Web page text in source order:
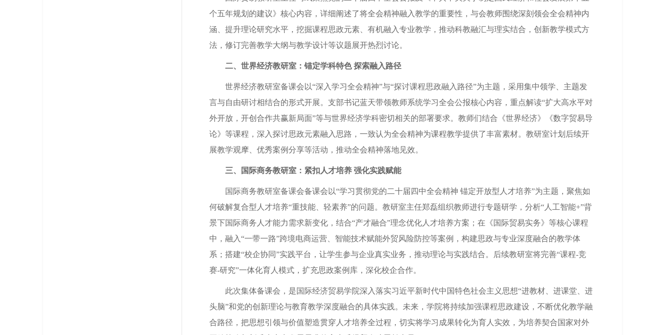
个五年规划的建议》核心内容，详细阐述了将全会精神融入教学的重要性，与会教师围绕深刻领会全会精神内
涵、提升理论研究水平，挖掘课程思政元素、有机融入专业教学，推动科教融汇与理实结合，创新教学模式方
法，修订完善教学大纲与教学设计等议题展开热烈讨论。
二、世界经济教研室：锚定学科特色 探索融入路径
世界经济教研室备课会以“深入学习全会精神”与“探讨课程思政融入路径”为主题，采用集中领学、主题发
言与自由研讨相结合的形式开展。支部书记蓝天带领教师系统学习全会公报核心内容，重点解读“扩大高水平对
外开放，开创合作共赢新局面”等与世界经济学科密切相关的部署要求。教师们结合《世界经济》《数字贸易导
论》等课程，深入探讨思政元素融入思路，一致认为全会精神为课程教学提供了丰富素材。教研室计划后续开
展教学观摩、优秀案例分享等活动，推动全会精神落地见效。
三、国际商务教研室：紧扣人才培养 强化实践赋能
国际商务教研室备课会备课会以“学习贯彻党的二十届四中全会精神 锚定开放型人才培养”为主题，聚焦如
何破解复合型人才培养“重技能、轻素养”的问题。教研室主任郑磊组织教师进行专题研学，分析“人工智能+”背
景下国际商务人才能力需求新变化，结合“产才融合”理念优化人才培养方案；在《国际贸易实务》等核心课程
中，融入“一带一路”跨境电商运营、智能技术赋能外贸风险防控等案例，构建思政与专业深度融合的教学体
系；搭建“校企协同”实践平台，让学生参与企业真实业务，推动理论与实践结合。后续教研室将完善“课程-竞
赛-研究”一体化育人模式，扩充思政案例库，深化校企合作。
此次集体备课会，是国际经济贸易学院深入落实习近平新时代中国特色社会主义思想“进教材、进课堂、进
头脑”和党的创新理论与教育教学深度融合的具体实践。未来，学院将持续加强课程思政建设，不断优化教学融
合路径，把思想引领与价值塑造贯穿人才培养全过程，切实将学习成果转化为育人实效，为培养契合国家对外